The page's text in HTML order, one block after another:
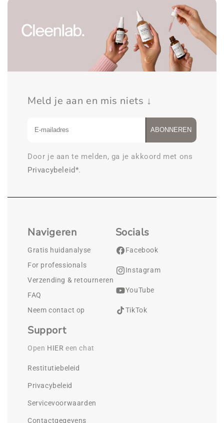
Meld je aan en mis niets ↓
ABONNEREN
Door je aan te melden, ga je akkoord met ons
Privacybeleid*.
Navigeren
Gratis huidanalyse
For professionals
Verzending & retourneren
FAQ
Neem contact op
Socials
Facebook
Instagram
YouTube
TikTok
Support
Open HIER een chat
Restitutiebeleid
Privacybeleid
Servicevoorwaarden
Contactgegevens